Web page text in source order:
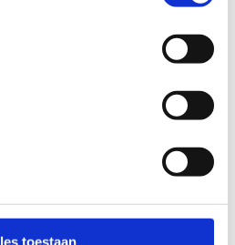
toestaan
in je ...